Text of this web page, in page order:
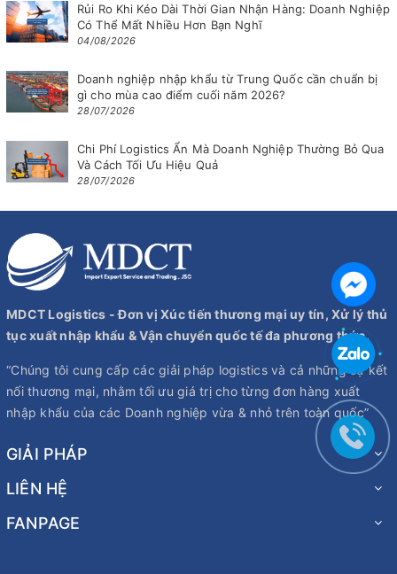
Rủi Ro Khi Kéo Dài Thời Gian Nhận Hàng: Doanh Nghiệp
Có Thể Mất Nhiều Hơn Bạn Nghĩ
04/08/2026
Doanh nghiệp nhập khẩu từ Trung Quốc cần chuẩn bị
gì cho mùa cao điểm cuối năm 2026?
28/07/2026
Chi Phí Logistics Ẩn Mà Doanh Nghiệp Thường Bỏ Qua
Và Cách Tối Ưu Hiệu Quả
28/07/2026
MDCT Logistics - Đơn vị Xúc tiến thương mại uy tín, Xử lý thủ
tục xuất nhập khẩu & Vận chuyển quốc tế đa phương thức.
“Chúng tôi cung cấp các giải pháp logistics và cả những sự kết
nối thương mại, nhằm tối ưu giá trị cho từng đơn hàng xuất
nhập khẩu của các Doanh nghiệp vừa & nhỏ trên toàn quốc”
GIẢI PHÁP
LIÊN HỆ
FANPAGE